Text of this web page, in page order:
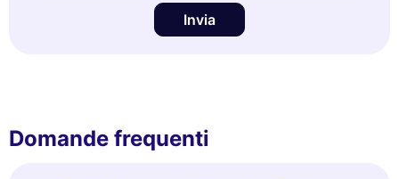
Invia
Domande frequenti